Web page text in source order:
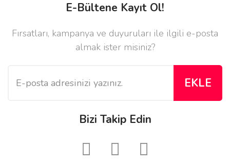
E-Bültene Kayıt Ol!
Fırsatları, kampanya ve duyuruları ile ilgili e-posta
almak ister misiniz?
EKLE
Bizi Takip Edin